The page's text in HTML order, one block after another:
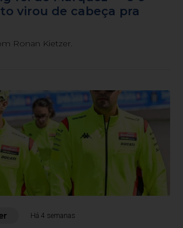
virou de cabeça pra
Ronan Kietzer.
Há 4 semanas